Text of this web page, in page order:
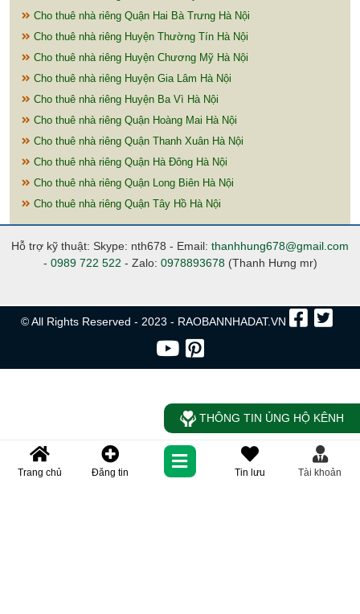
Cho thuê nhà riêng Quận Hai Bà Trưng Hà Nội
Cho thuê nhà riêng Huyện Thường Tín Hà Nội
Cho thuê nhà riêng Huyện Chương Mỹ Hà Nội
Cho thuê nhà riêng Huyện Gia Lâm Hà Nội
Cho thuê nhà riêng Huyện Ba Vì Hà Nội
Cho thuê nhà riêng Quận Hoàng Mai Hà Nội
Cho thuê nhà riêng Quận Thanh Xuân Hà Nội
Cho thuê nhà riêng Quận Hà Đông Hà Nội
Cho thuê nhà riêng Quận Long Biên Hà Nội
Cho thuê nhà riêng Quận Tây Hồ Hà Nội
Hỗ trợ kỹ thuật: Skype: nth678 - Email: thanhhung678@gmail.com
- 0989 722 522 - Zalo: 0978893678(Thanh Hưng mr)
© All Rights Reserved - 2023 - RAOBANNHADAT.VN
Trang chủ Đăng tin Tin lưu Tài khoản
THÔNG TIN ỦNG HỘ KÊNH